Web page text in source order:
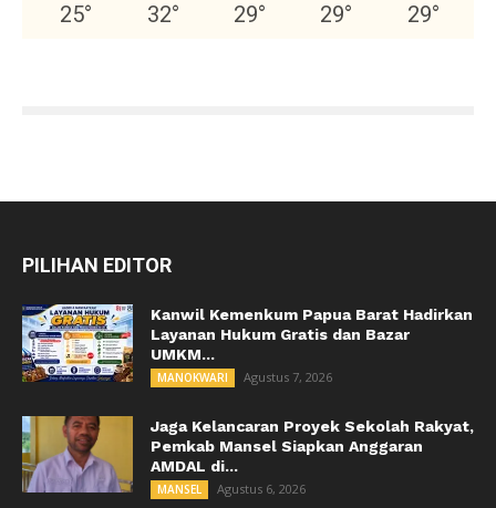
25° 32° 29° 29° 29°
PILIHAN EDITOR
Kanwil Kemenkum Papua Barat Hadirkan
Layanan Hukum Gratis dan Bazar
UMKM...
MANOKWARI Agustus 7, 2026
Jaga Kelancaran Proyek Sekolah Rakyat,
Pemkab Mansel Siapkan Anggaran
AMDAL di...
MANSEL Agustus 6, 2026